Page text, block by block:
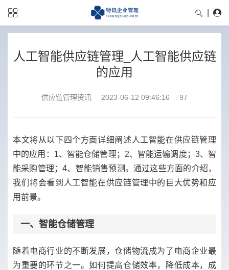
人工智能供应链管理_人工智能供应链
的应用
供应链管理资讯 2023-06-12 09:46:16 97
本文将从以下四个方面详细阐述人工智能在供应链管理
中的应用：1、智能仓储管理；2、智能运输调度；3、智
能采购管理；4、智能销售预测。通过这些方面的介绍，
我们将会看到人工智能在供应链管理中的巨大优势和应
用前景。
一、智能仓储管理
随着电商行业的不断发展，仓储物流成为了电商企业最
为重要的环节之一。如何提高仓储效率，降低成本，成